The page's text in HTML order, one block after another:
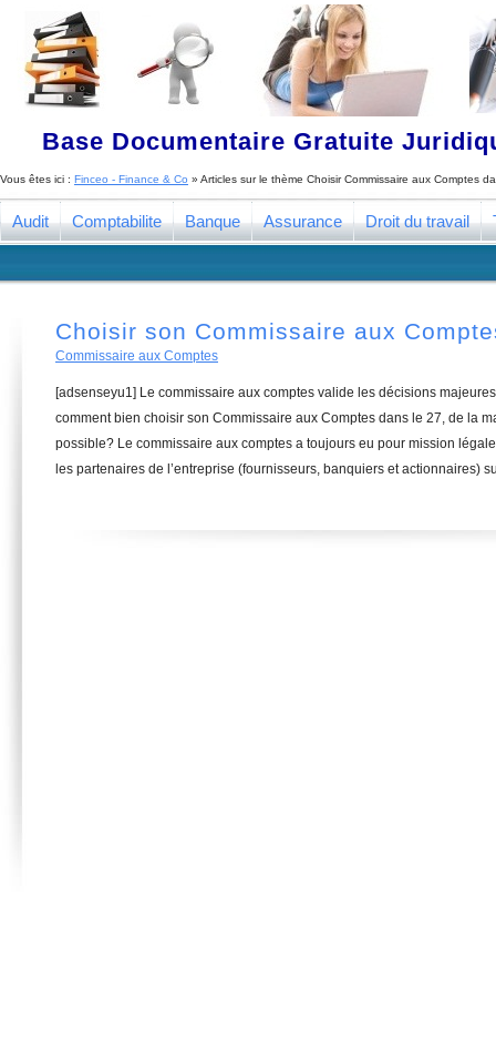
Base Documentaire Gratuite
Vous êtes ici : Finceo - Finance & Co » Articles sur le thème Choisir Commissaire aux Comptes
Audit Comptabilite Banque Assurance Droit du travail
Choisir son Commissaire aux
Commissaire aux Comptes
[adsenseyu1] Le commissaire aux comptes valide les décisions
comment bien choisir son Commissaire aux Comptes dans le 27, de la
possible? Le commissaire aux comptes a toujours eu pour mission
les partenaires de l’entreprise (fournisseurs, banquiers et actionnaires)